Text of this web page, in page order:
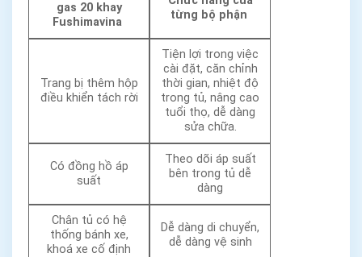
gas 20 khay
Fushimavina
từng bộ phận
Trang bị thêm hộp
điều khiển tách rời
Tiện lợi trong việc
cài đặt, căn chỉnh
thời gian, nhiệt độ
trong tủ, nâng cao
tuổi thọ, dễ dàng
sửa chữa.
Có đồng hồ áp
suất
Theo dõi áp suất
bên trong tủ dễ
dàng
Chân tủ có hệ
thống bánh xe,
khoá xe cố định
Dễ dàng di chuyển,
dễ dàng vệ sinh